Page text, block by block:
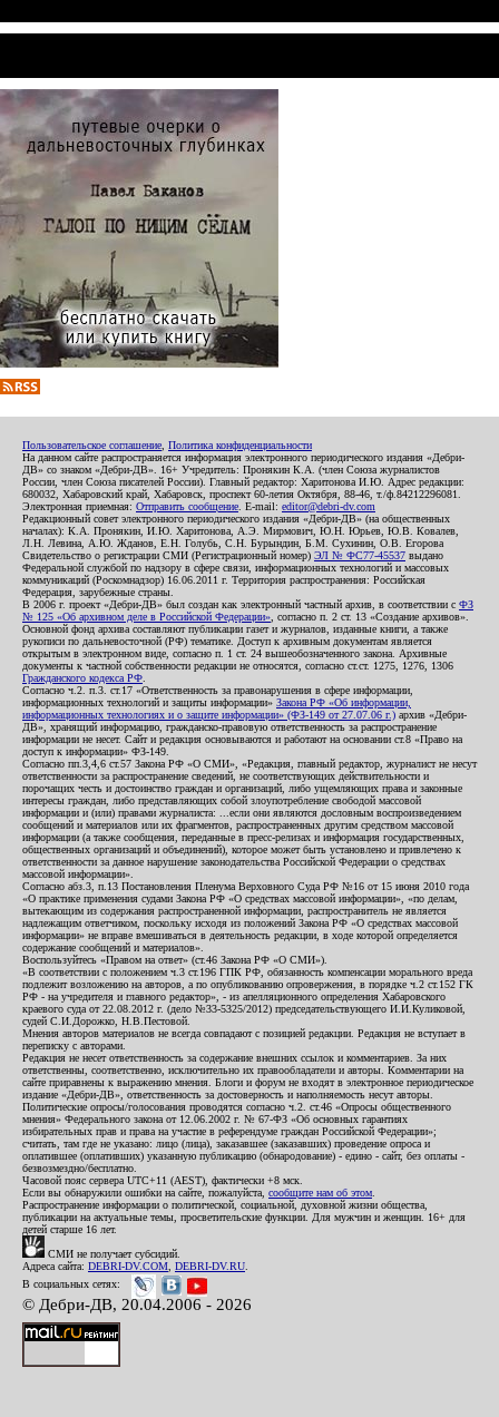
Пользовательское соглашение Политика конфиденциальности
На данном сайте распространяется информация электронного периодического издания «Дебри-
ДВ» со знаком «Дебри-ДВ». 16+ Учредитель: Пронякин К.А. (член Союза журналистов
России, член Союза писателей России). Главный редактор: Харитонова И.Ю. Адрес редакции:
680032, Хабаровский край, Хабаровск, проспект 60-летия Октября, 88-46, т./ф.84212296081.
Электронная приемная: Отправить сообщение . E-mail: editor@debri-dv.com
Редакционный совет электронного периодического издания «Дебри-ДВ» (на общественных
началах): К.А. Пронякин, И.Ю. Харитонова, А.Э. Мирмович, Ю.Н. Юрьев, Ю.В. Ковалев,
Л.Н. Левина, А.Ю. Жданов, Е.Н. Голубь, С.Н. Бурындин, Б.М. Сухинин, О.В. Егорова
Свидетельство о регистрации СМИ (Регистрационный номер) ЭЛ № ФС77-45537 выдано
Федеральной службой по надзору в сфере связи, информационных технологий и массовых
коммуникаций (Роскомнадзор) 16.06.2011 г. Территория распространения: Российская
Федерация, зарубежные страны.
В 2006 г. проект «Дебри-ДВ» был создан как электронный частный архив, в соответствии с ФЗ
№ 125 «Об архивном деле в Российской Федерации» , согласно п. 2 ст. 13 «Создание архивов».
Основной фонд архива составляют публикации газет и журналов, изданные книги, а также
рукописи по дальневосточной (РФ) тематике. Доступ к архивным документам является
открытым в электронном виде, согласно п. 1 ст. 24 вышеобозначенного закона. Архивные
документы к частной собственности редакции не относятся, согласно ст.ст. 1275, 1276, 1306
Гражданского кодекса РФ
Согласно ч.2. п.3. ст.17 «Ответственность за правонарушения в сфере информации,
информационных технологий и защиты информации» Закона РФ «Об информации,
информационных технологиях и о защите информации» (ФЗ-149 от 27.07.06 г.) архив «Дебри-
ДВ», хранящий информацию, гражданско-правовую ответственность за распространение
информации не несет. Сайт и редакция основываются и работают на основании ст.8 «Право на
доступ к информации» ФЗ-149.
Согласно пп.3,4,6 ст.57 Закона РФ «О СМИ», «Редакция, главный редактор, журналист не несут
ответственности за распространение сведений, не соответствующих действительности и
порочащих честь и достоинство граждан и организаций, либо ущемляющих права и законные
интересы граждан, либо представляющих собой злоупотребление свободой массовой
информации и (или) правами журналиста: ...если они являются дословным воспроизведением
сообщений и материалов или их фрагментов, распространенных другим средством массовой
информации (а также сообщения, переданные в пресс-релизах и информация государственных,
общественных организаций и объединений), которое может быть установлено и привлечено к
ответственности за данное нарушение законодательства Российской Федерации о средствах
массовой информации».
Согласно абз.3, п.13 Постановления Пленума Верховного Суда РФ №16 от 15 июня 2010 года
«О практике применения судами Закона РФ «О средствах массовой информации», «по делам,
вытекающим из содержания распространенной информации, распространитель не является
надлежащим ответчиком, поскольку исходя из положений Закона РФ «О средствах массовой
информации» не вправе вмешиваться в деятельность редакции, в ходе которой определяется
содержание сообщений и материалов».
Воспользуйтесь «Правом на ответ» (ст.46 Закона РФ «О СМИ»).
«В соответствии с положением ч.3 ст.196 ГПК РФ, обязанность компенсации морального вреда
подлежит возложению на авторов, а по опубликованию опровержения, в порядке ч.2 ст.152 ГК
РФ - на учредителя и главного редактор», - из апелляционного определения Хабаровского
краевого суда от 22.08.2012 г. (дело №33-5325/2012) председательствующего И.И.Куликовой,
судей С.И.Дорожко, Н.В.Пестовой.
Мнения авторов материалов не всегда совпадают с позицией редакции. Редакция не вступает в
переписку с авторами.
Редакция не несет ответственность за содержание внешних ссылок и комментариев. За них
ответственны, соответственно, исключительно их правообладатели и авторы. Комментарии на
сайте приравнены к выражению мнения. Блоги и форум не входят в электронное периодическое
издание «Дебри-ДВ», ответственность за достоверность и наполняемость несут авторы.
Политические опросы/голосования проводятся согласно ч.2. ст.46 «Опросы общественного
мнения» Федерального закона от 12.06.2002 г. № 67-ФЗ «Об основных гарантиях
избирательных прав и права на участие в референдуме граждан Российской Федерации»;
считать, там где не указано: лицо (лица), заказавшее (заказавших) проведение опроса и
оплатившее (оплативших) указанную публикацию (обнародование) - едино - сайт, без оплаты -
безвозмездно/бесплатно.
Часовой пояс сервера UTC+11 (AEST), фактически +8 мск.
Если вы обнаружили ошибки на сайте, пожалуйста, сообщите нам об этом
Распространение информации о политической, социальной, духовной жизни общества,
публикации на актуальные темы, просветительские функции. Для мужчин и женщин. 16+ для
детей старше 16 лет.
СМИ не получает субсидий.
Адреса сайта: DEBRI-DV.COM DEBRI-DV.RU
В социальных сетях:
© Дебри-ДВ, 20.04.2006 - 2026